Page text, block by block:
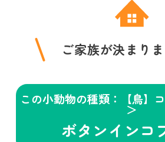
ご家族が決まりま
この小動物の種類：【鳥】
＞
ボタンインコ